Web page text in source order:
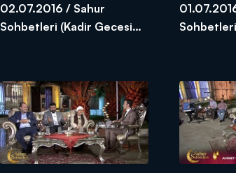
02.07.2016 / Sahur
Sohbetleri (Kadir Gecesi
Sohbetleri